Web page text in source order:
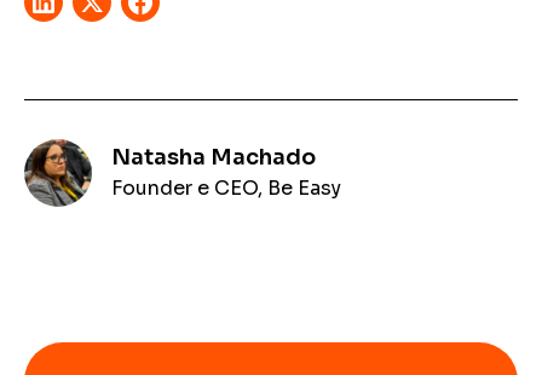
Natasha Machado
Founder e CEO, Be Easy